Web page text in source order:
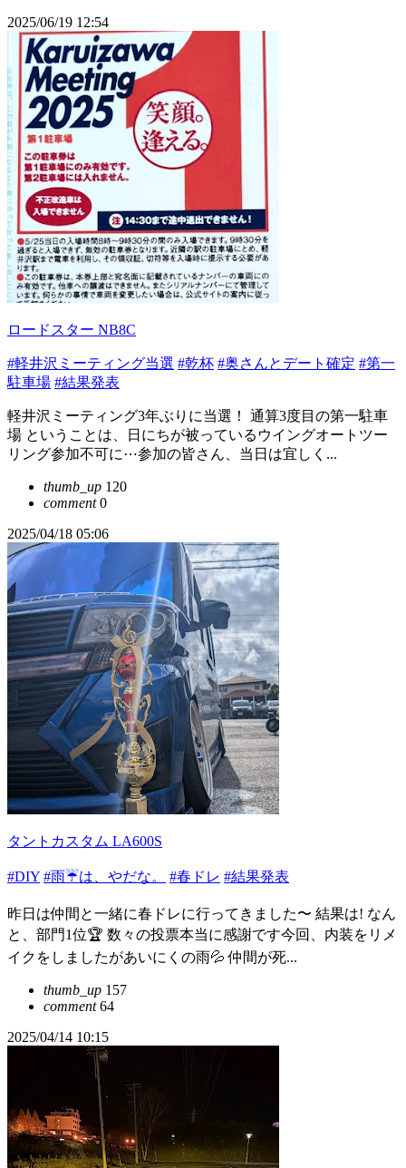
2025/06/19 12:54
ロードスター NB8C
#軽井沢ミーティング当選 #乾杯 #奥さんとデート確定 #第一
駐車場 #結果発表
軽井沢ミーティング3年ぶりに当選！ 通算3度目の第一駐車
場 ということは、日にちが被っているウイングオートツー
リング参加不可に⋯参加の皆さん、当日は宜しく...
thumb_up 120
comment0
2025/04/18 05:06
タントカスタム LA600S
#DIY #雨☔️は、やだな。 #春ドレ #結果発表
昨日は仲間と一緒に春ドレに行ってきました〜 結果は! なん
と、部門1位🏆 数々の投票本当に感謝です今回、内装をリメ
イクをしましたがあいにくの雨💦 仲間が死...
thumb_up 157
comment64
2025/04/14 10:15